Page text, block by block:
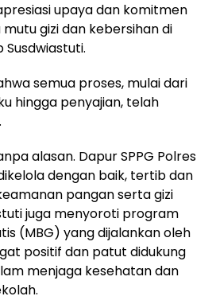
upaya dan komitmen
gizi dan kebersihan di
Susdwiastuti.
semua proses, mulai dari
hingga penyajian, telah
alasan. Dapur SPPG Polres
dengan baik, tertib dan
pangan serta gizi
juga menyoroti program
(MBG) yang dijalankan oleh
positif dan patut didukung
menjaga kesehatan dan